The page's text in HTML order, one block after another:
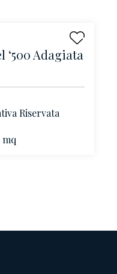
‘500 Adagiata
Riservata